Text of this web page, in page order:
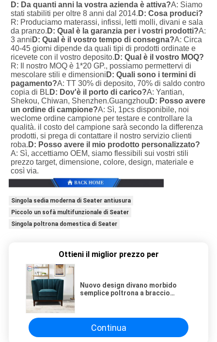
D: Da quanti anni la vostra azienda è attiva?A: Siamo
stati stabiliti per oltre 8 anni dal 2014. D: Cosa produci?
R: Produciamo materassi, infissi, letti molli, divani e sala
da pranzo. D: Qual è la garanzia per i vostri prodotti?A:
3 anni D: Qual è il vostro tempo di consegna?A: Circa
40-45 giorni dipende da quali tipi di prodotti ordinate e
ricevete con il vostro deposito. D: Qual è il vostro MOQ?
R: Il nostro MOQ è 1*20 GP., possiamo permettervi di
mescolare stili e dimensioni D: Quali sono i termini di
pagamento?A: TT 30% di deposito, 70% di saldo contro
copia di BL D: Dov'è il porto di carico?A: Yantian,
Shekou, Chiwan, Shenzhen.Guangzhou D: Posso avere
un ordine di campione?A: Sì, 1pcs disponibile, noi
weclome ordine campione per testare e controllare la
qualità. il costo del campione sarà secondo la differenza
prodotti, si prega di contattare il nostro servizio clienti
roba. D: Posso avere il mio prodotto personalizzato?
A: Sì, accettiamo OEM, siamo flessibili sui vostri stili
prezzo target, dimensione, colore, design, materiale e
così via.
Singola sedia moderna di Seater antiusura
Piccolo un sofà multifunzionale di Seater
Singola poltrona domestica di Seater
Ottieni il miglior prezzo per
Nuovo design divano morbido
semplice poltrona a braccio
Continua